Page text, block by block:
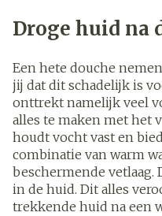
Droge huid na
Een hete douche
jij dat dit schadelijk is
onttrekt namelijk veel
alles te maken met het
houdt vocht vast en
combinatie van warm
beschermende vetlaag.
in de huid. Dit alles
trekkende huid na een